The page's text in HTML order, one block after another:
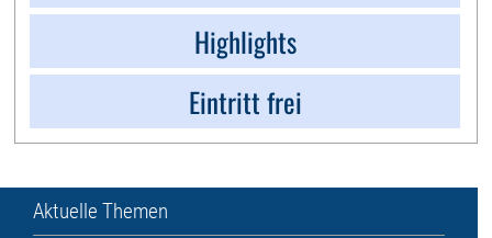
Highlights
Eintritt frei
Aktuelle Themen